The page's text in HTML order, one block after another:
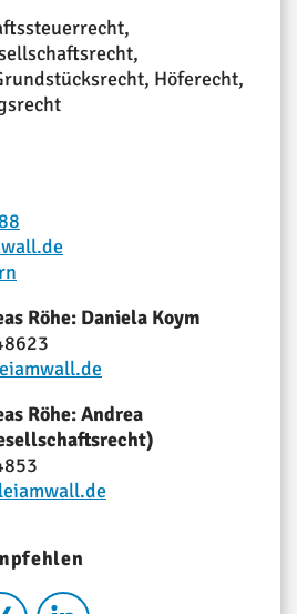
Höferecht,
Röhe: Daniela Koym
Röhe: Andrea